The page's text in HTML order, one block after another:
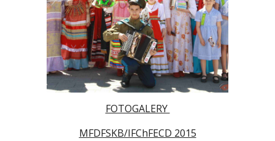
FOTOGALERY
MFDFSKB/IFChFECD 2015